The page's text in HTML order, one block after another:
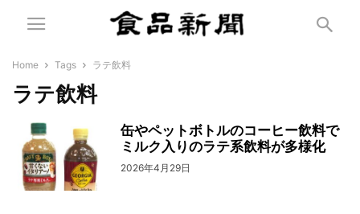
Home Tags ラテ飲料
ラテ飲料
缶やペットボトルのコーヒー飲料で
ミルク入りのラテ系飲料が多様化
2026年4月29日